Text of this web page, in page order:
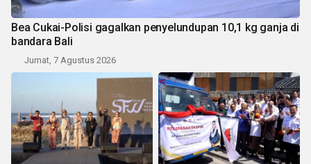
Bea Cukai-Polisi gagalkan penyelundupan 10,1 kg ganja di
bandara Bali
Jumat, 7 Agustus 2026